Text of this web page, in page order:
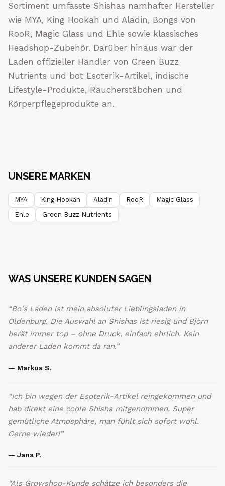
Sortiment umfasste Shishas namhafter Hersteller
wie MYA, King Hookah und Aladin, Bongs von
RooR, Magic Glass und Ehle sowie klassisches
Headshop-Zubehör. Darüber hinaus war der
Laden offizieller Händler von Green Buzz
Nutrients und bot Esoterik-Artikel, indische
Lifestyle-Produkte, Räucherstäbchen und
Körperpflegeprodukte an.
UNSERE MARKEN
MYA King Hookah Aladin RooR
Magic Glass
Ehle
Green Buzz Nutrients
WAS UNSERE KUNDEN SAGEN
“Bo's Laden ist mein absoluter Lieblingsladen in
Oldenburg. Die Auswahl an Shishas ist riesig und Björn
berät immer top – ohne Druck, einfach ehrlich. Kein
anderer Laden kommt da ran.”
— Markus S.
“Ich bin wegen der Esoterik-Artikel reingekommen und
hab direkt eine coole Shisha mitgenommen. Super
gemütliche Atmosphäre, man fühlt sich sofort wohl.
Gerne wieder!”
— Jana P.
“Als Growshop-Kunde schätze ich besonders die